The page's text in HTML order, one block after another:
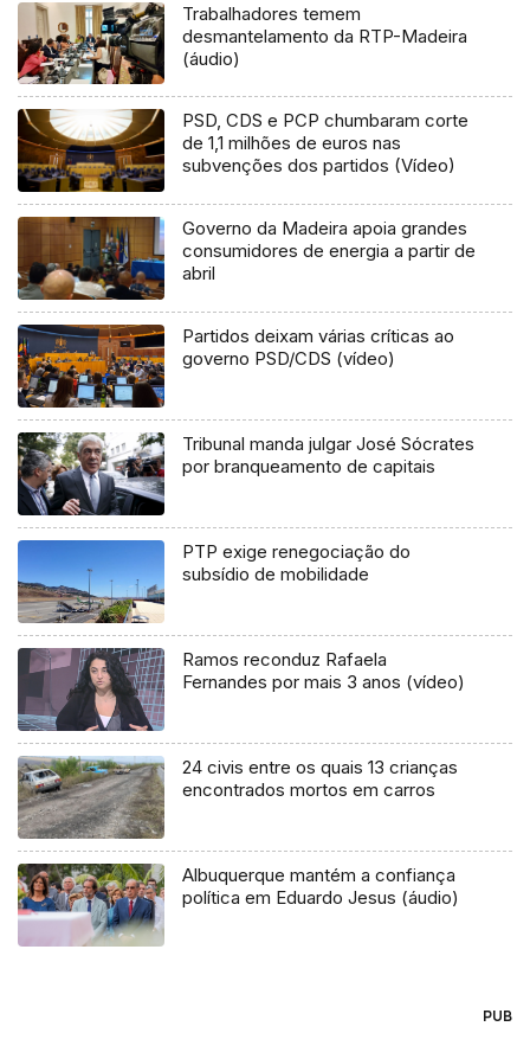
Trabalhadores temem
desmantelamento da RTP-Madeira
(áudio)
PSD, CDS e PCP chumbaram corte
de 1,1 milhões de euros nas
subvenções dos partidos (Vídeo)
Governo da Madeira apoia grandes
consumidores de energia a partir de
abril
Partidos deixam várias críticas ao
governo PSD/CDS (vídeo)
Tribunal manda julgar José Sócrates
por branqueamento de capitais
PTP exige renegociação do
subsídio de mobilidade
Ramos reconduz Rafaela
Fernandes por mais 3 anos (vídeo)
24 civis entre os quais 13 crianças
encontrados mortos em carros
Albuquerque mantém a confiança
política em Eduardo Jesus (áudio)
PUB